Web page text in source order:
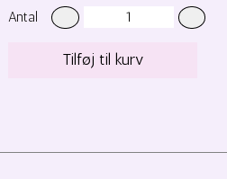
2. Fortsæt din styling som ønsket
Antal
Tilføj til kurv